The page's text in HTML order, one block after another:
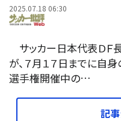
2025.07.18 06:30
サッカー日本代表ＤＦ
が、７月１７日までに自
選手権開催中の…
記